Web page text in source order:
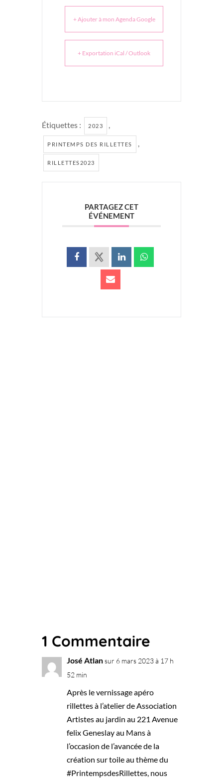
+ Ajouter à mon Agenda Google
+ Exportation iCal / Outlook
Étiquettes : 2023 ,
PRINTEMPS DES RILLETTES ,
RILLETTES2023
PARTAGEZ CET
ÉVÉNEMENT
1 Commentaire
José Atlansur 6 mars 2023 à 17 h
52 min
Après le vernissage apéro
rillettes à l’atelier de Association
Artistes au jardin au 221 Avenue
felix Geneslay au Mans à
l’occasion de l’avancée de la
création sur toile au thème du
#PrintempsdesRillettes, nous